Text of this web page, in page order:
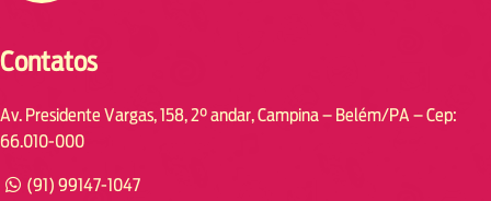
Contatos
Av. Presidente Vargas, 158, 2° andar, Campina – Belém/PA – Cep:
66.010-000
(91) 99147-1047